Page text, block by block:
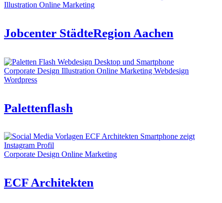
Illustration Online Marketing
Jobcenter StädteRegion Aachen
Corporate Design Illustration Online Marketing Webdesign
Wordpress
Palettenflash
Corporate Design Online Marketing
ECF Architekten